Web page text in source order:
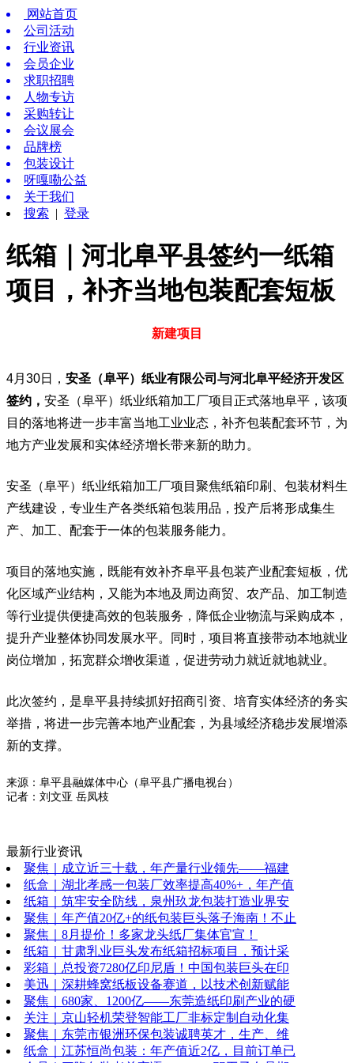
网站首页
公司活动
行业资讯
会员企业
求职招聘
人物专访
采购转让
会议展会
品牌榜
包装设计
呀嘎嘞公益
关于我们
搜索 | 登录
纸箱｜河北阜平县签约一纸箱
项目，补齐当地包装配套短板
新建项目
4月30日， 安圣（阜平）纸业有限公司与河北阜平经济开发区
签约， 安圣（阜平）纸业纸箱加工厂项目正式落地阜平，该项
目的落地将进一步丰富当地工业业态，补齐包装配套环节，为
地方产业发展和实体经济增长带来新的助力。
安圣（阜平）纸业纸箱加工厂项目聚焦纸箱印刷、包装材料生
产线建设，专业生产各类纸箱包装用品，投产后将形成集生
产、加工、配套于一体的包装服务能力。
项目的落地实施，既能有效补齐阜平县包装产业配套短板，优
化区域产业结构，又能为本地及周边商贸、农产品、加工制造
等行业提供便捷高效的包装服务，降低企业物流与采购成本，
提升产业整体协同发展水平。同时，项目将直接带动本地就业
岗位增加，拓宽群众增收渠道，促进劳动力就近就地就业。
此次签约，是阜平县持续抓好招商引资、培育实体经济的务实
举措，将进一步完善本地产业配套，为县域经济稳步发展增添
新的支撑。
来源：阜平县融媒体中心（阜平县广播电视台）
记者：刘文亚 岳凤枝
最新行业资讯
聚焦｜成立近三十载，年产量行业领先——福建
纸盒｜湖北孝感一包装厂效率提高40%+，年产值
纸箱｜筑牢安全防线，泉州玖龙包装打造业界安
聚焦｜年产值20亿+的纸包装巨头落子海南！不止
聚焦｜8月提价！多家龙头纸厂集体官宣！
纸箱｜甘肃乳业巨头发布纸箱招标项目，预计采
彩箱｜总投资7280亿印尼盾！中国包装巨头在印
美迅｜深耕蜂窝纸板设备赛道，以技术创新赋能
聚焦｜680家、1200亿——东莞造纸印刷产业的硬
关注｜京山轻机荣登智能工厂非标定制自动化集
聚焦｜东莞市银洲环保包装诚聘英才，生产、维
纸盒｜江苏恒尚包装：年产值近2亿，目前订单已